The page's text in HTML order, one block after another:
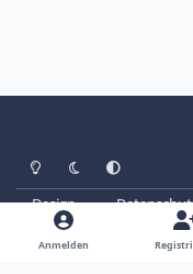
Heller ModusDunkler Modus
Design
© Copyright 2025 -
Anmelden